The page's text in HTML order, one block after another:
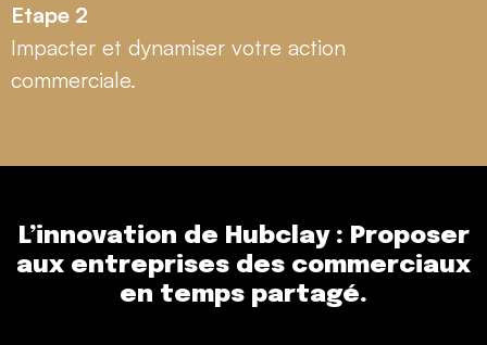
Etape 2
Impacter et dynamiser votre action
commerciale.
L’innovation de Hubclay : Proposer
aux entreprises des commerciaux
en temps partagé.